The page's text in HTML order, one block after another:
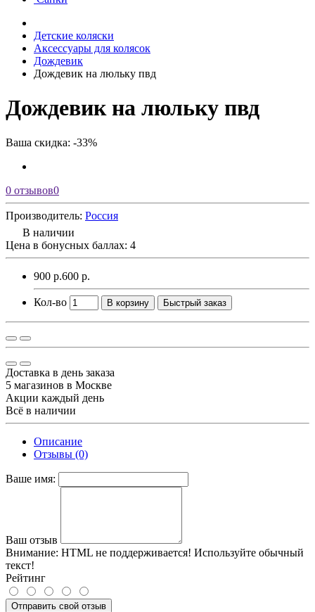
Детские коляски
Аксессуары для колясок
Дождевик
Дождевик на люльку пвд
Дождевик на люльку пвд
Ваша скидка: -33%
0 отзывов0
Производитель: Россия
В наличии
Цена в бонусных баллах: 4
900 р.600 р.
Кол-во В корзину Быстрый заказ
Доставка в день заказа
5 магазинов в Москве
Акции каждый день
Всё в наличии
Описание
Отзывы (0)
Ваше имя:
Ваш отзыв
Внимание: HTML не поддерживается! Используйте обычный
текст!
Рейтинг
Отправить свой отзыв